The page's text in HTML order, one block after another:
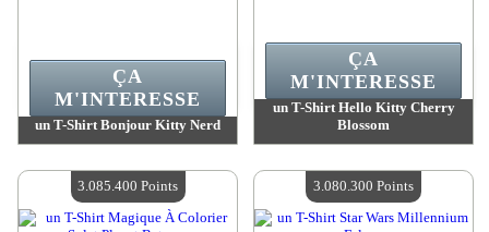
un T-Shirt Bonjour Kitty Nerd
Quantité Disponible :4
ÇA
M'INTERESSE
un T-Shirt Hello Kitty Cherry
Blossom
Quantité Disponible :4
ÇA
M'INTERESSE
3.085.400 Points 3.080.300 Points